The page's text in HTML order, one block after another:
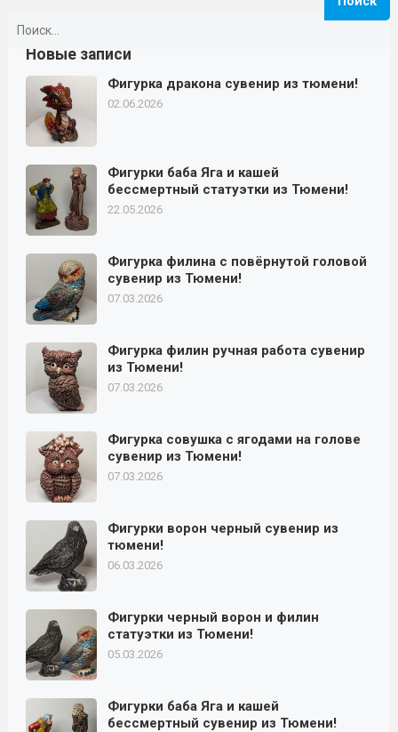
Новые записи
Фигурка дракона сувенир из тюмени!
02.06.2026
Фигурки баба Яга и кашей
бессмертный статуэтки из Тюмени!
22.05.2026
Фигурка филина с повёрнутой головой
сувенир из Тюмени!
07.03.2026
Фигурка филин ручная работа сувенир
из Тюмени!
07.03.2026
Фигурка совушка с ягодами на голове
сувенир из Тюмени!
07.03.2026
Фигурки ворон черный сувенир из
тюмени!
06.03.2026
Фигурки черный ворон и филин
статуэтки из Тюмени!
05.03.2026
Фигурки баба Яга и кашей
бессмертный сувенир из Тюмени!